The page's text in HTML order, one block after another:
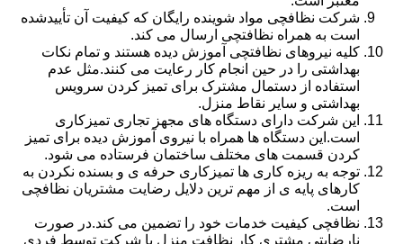
شرکت نظافچی مواد شوینده رایگان که کیفیت آن تأییدشده
است به همراه نظافتچی ارسال می کند.
کلیه نیروهای نظافتچی آموزش دیده هستند و تمام نکات
بهداشتی را در حین انجام کار رعایت می کنند.مثل عدم
استفاده از دستمال مشترک برای تمیز کردن سرویس
بهداشتی و سایر نقاط منزل.
این شرکت دارای دستگاه های مجهز تجاری تمیزکاری
است.این دستگاه ها همراه با نیروی آموزش دیده برای تمیز
کردن قسمت های مختلف ساختمان فرستاده می شود.
توجه به ریزه کاری ها تمیزکاری حرفه ی و بسنده نکردن به
کارهای پایه ی از مهم ترین دلایل رضایت مشتریان نظافچی
است.
نظافچی کیفیت خدمات خود را تضمین می کند.در صورت
نارضایتی مشتری کار نظافت منزل یا شرکت توسط فردی